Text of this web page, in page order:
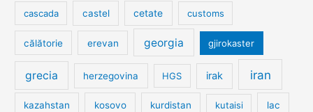
cascada castel cetate customs
călătorie erevan georgia gjirokaster
grecia herzegovina HGS irak iran
kazahstan kosovo kurdistan kutaisi lac